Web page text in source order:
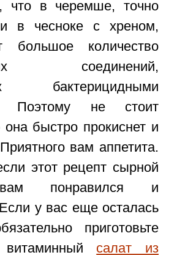
что в черемше, точно
в чесноке с хреном,
большое количество
соединений,
бактерицидными
Поэтому не стоит
она быстро прокиснет и
вам аппетита.
этот рецепт сырной
понравился и
у вас еще осталась
приготовьте
салат из